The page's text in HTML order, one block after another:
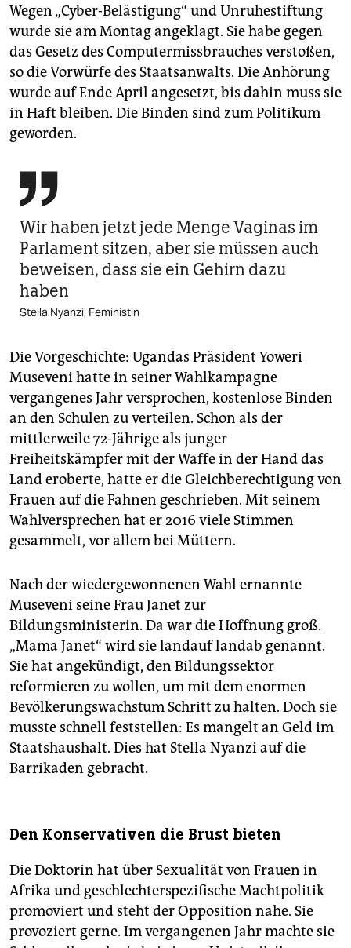
Wegen „Cyber-Belästigung“ und Unruhestiftung
wurde sie am Montag angeklagt. Sie habe gegen
das Gesetz des Computermissbrauches verstoßen,
so die Vorwürfe des Staatsanwalts. Die Anhörung
wurde auf Ende April angesetzt, bis dahin muss sie
in Haft bleiben. Die Binden sind zum Politikum
geworden.

Wir haben jetzt jede Menge Vaginas im
Parlament sitzen, aber sie müssen auch
beweisen, dass sie ein Gehirn dazu
haben
Stella Nyanzi, Feministin
Die Vorgeschichte: Ugandas Präsident Yoweri
Museveni hatte in seiner Wahlkampagne
vergangenes Jahr versprochen, kostenlose Binden
an den Schulen zu verteilen. Schon als der
mittlerweile 72-Jährige als junger
Freiheitskämpfer mit der Waffe in der Hand das
Land eroberte, hatte er die Gleichberechtigung von
Frauen auf die Fahnen geschrieben. Mit seinem
Wahlversprechen hat er 2016 viele Stimmen
gesammelt, vor allem bei Müttern.
Nach der wiedergewonnenen Wahl ernannte
Museveni seine Frau Janet zur
Bildungsministerin. Da war die Hoffnung groß.
„Mama Janet“ wird sie landauf landab genannt.
Sie hat angekündigt, den Bildungssektor
reformieren zu wollen, um mit dem enormen
Bevölkerungswachstum Schritt zu halten. Doch sie
musste schnell feststellen: Es mangelt an Geld im
Staatshaushalt. Dies hat Stella Nyanzi auf die
Barrikaden gebracht.
Den Konservativen die Brust bieten
Die Doktorin hat über Sexualität von Frauen in
Afrika und geschlechterspezifische Machtpolitik
promoviert und steht der Opposition nahe. Sie
provoziert gerne. Im vergangenen Jahr machte sie